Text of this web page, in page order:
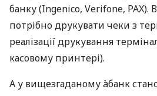
банку (Ingenico, Verifone, PAX).
потрібно друкувати чеки з
реалізації друкування
касовому принтері).
А у вищезгаданому àбанк